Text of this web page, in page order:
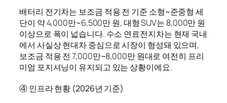
배터리 전기차는 보조금 적용 전 기준 소형~준중형 세
단이 약 4,000만~6,500만 원, 대형 SUV는 8,000만 원
이상으로 폭이 넓습니다. 수소 연료전지차는 현재 국내
에서 사실상 현대차 중심으로 시장이 형성돼 있으며,
보조금 적용 전 7,000만~8,000만 원대로 여전히 프리
미엄 포지셔닝이 유지되고 있는 상황이에요.
④ 인프라 현황 (2026년 기준)